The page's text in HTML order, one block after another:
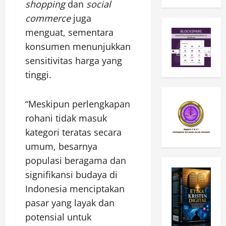
shoppingdan social
commercejuga
menguat, sementara
konsumen menunjukkan
sensitivitas harga yang
tinggi.
“Meskipun perlengkapan
rohani tidak masuk
kategori teratas secara
umum, besarnya
populasi beragama dan
signifikansi budaya di
Indonesia menciptakan
pasar yang layak dan
potensial untuk